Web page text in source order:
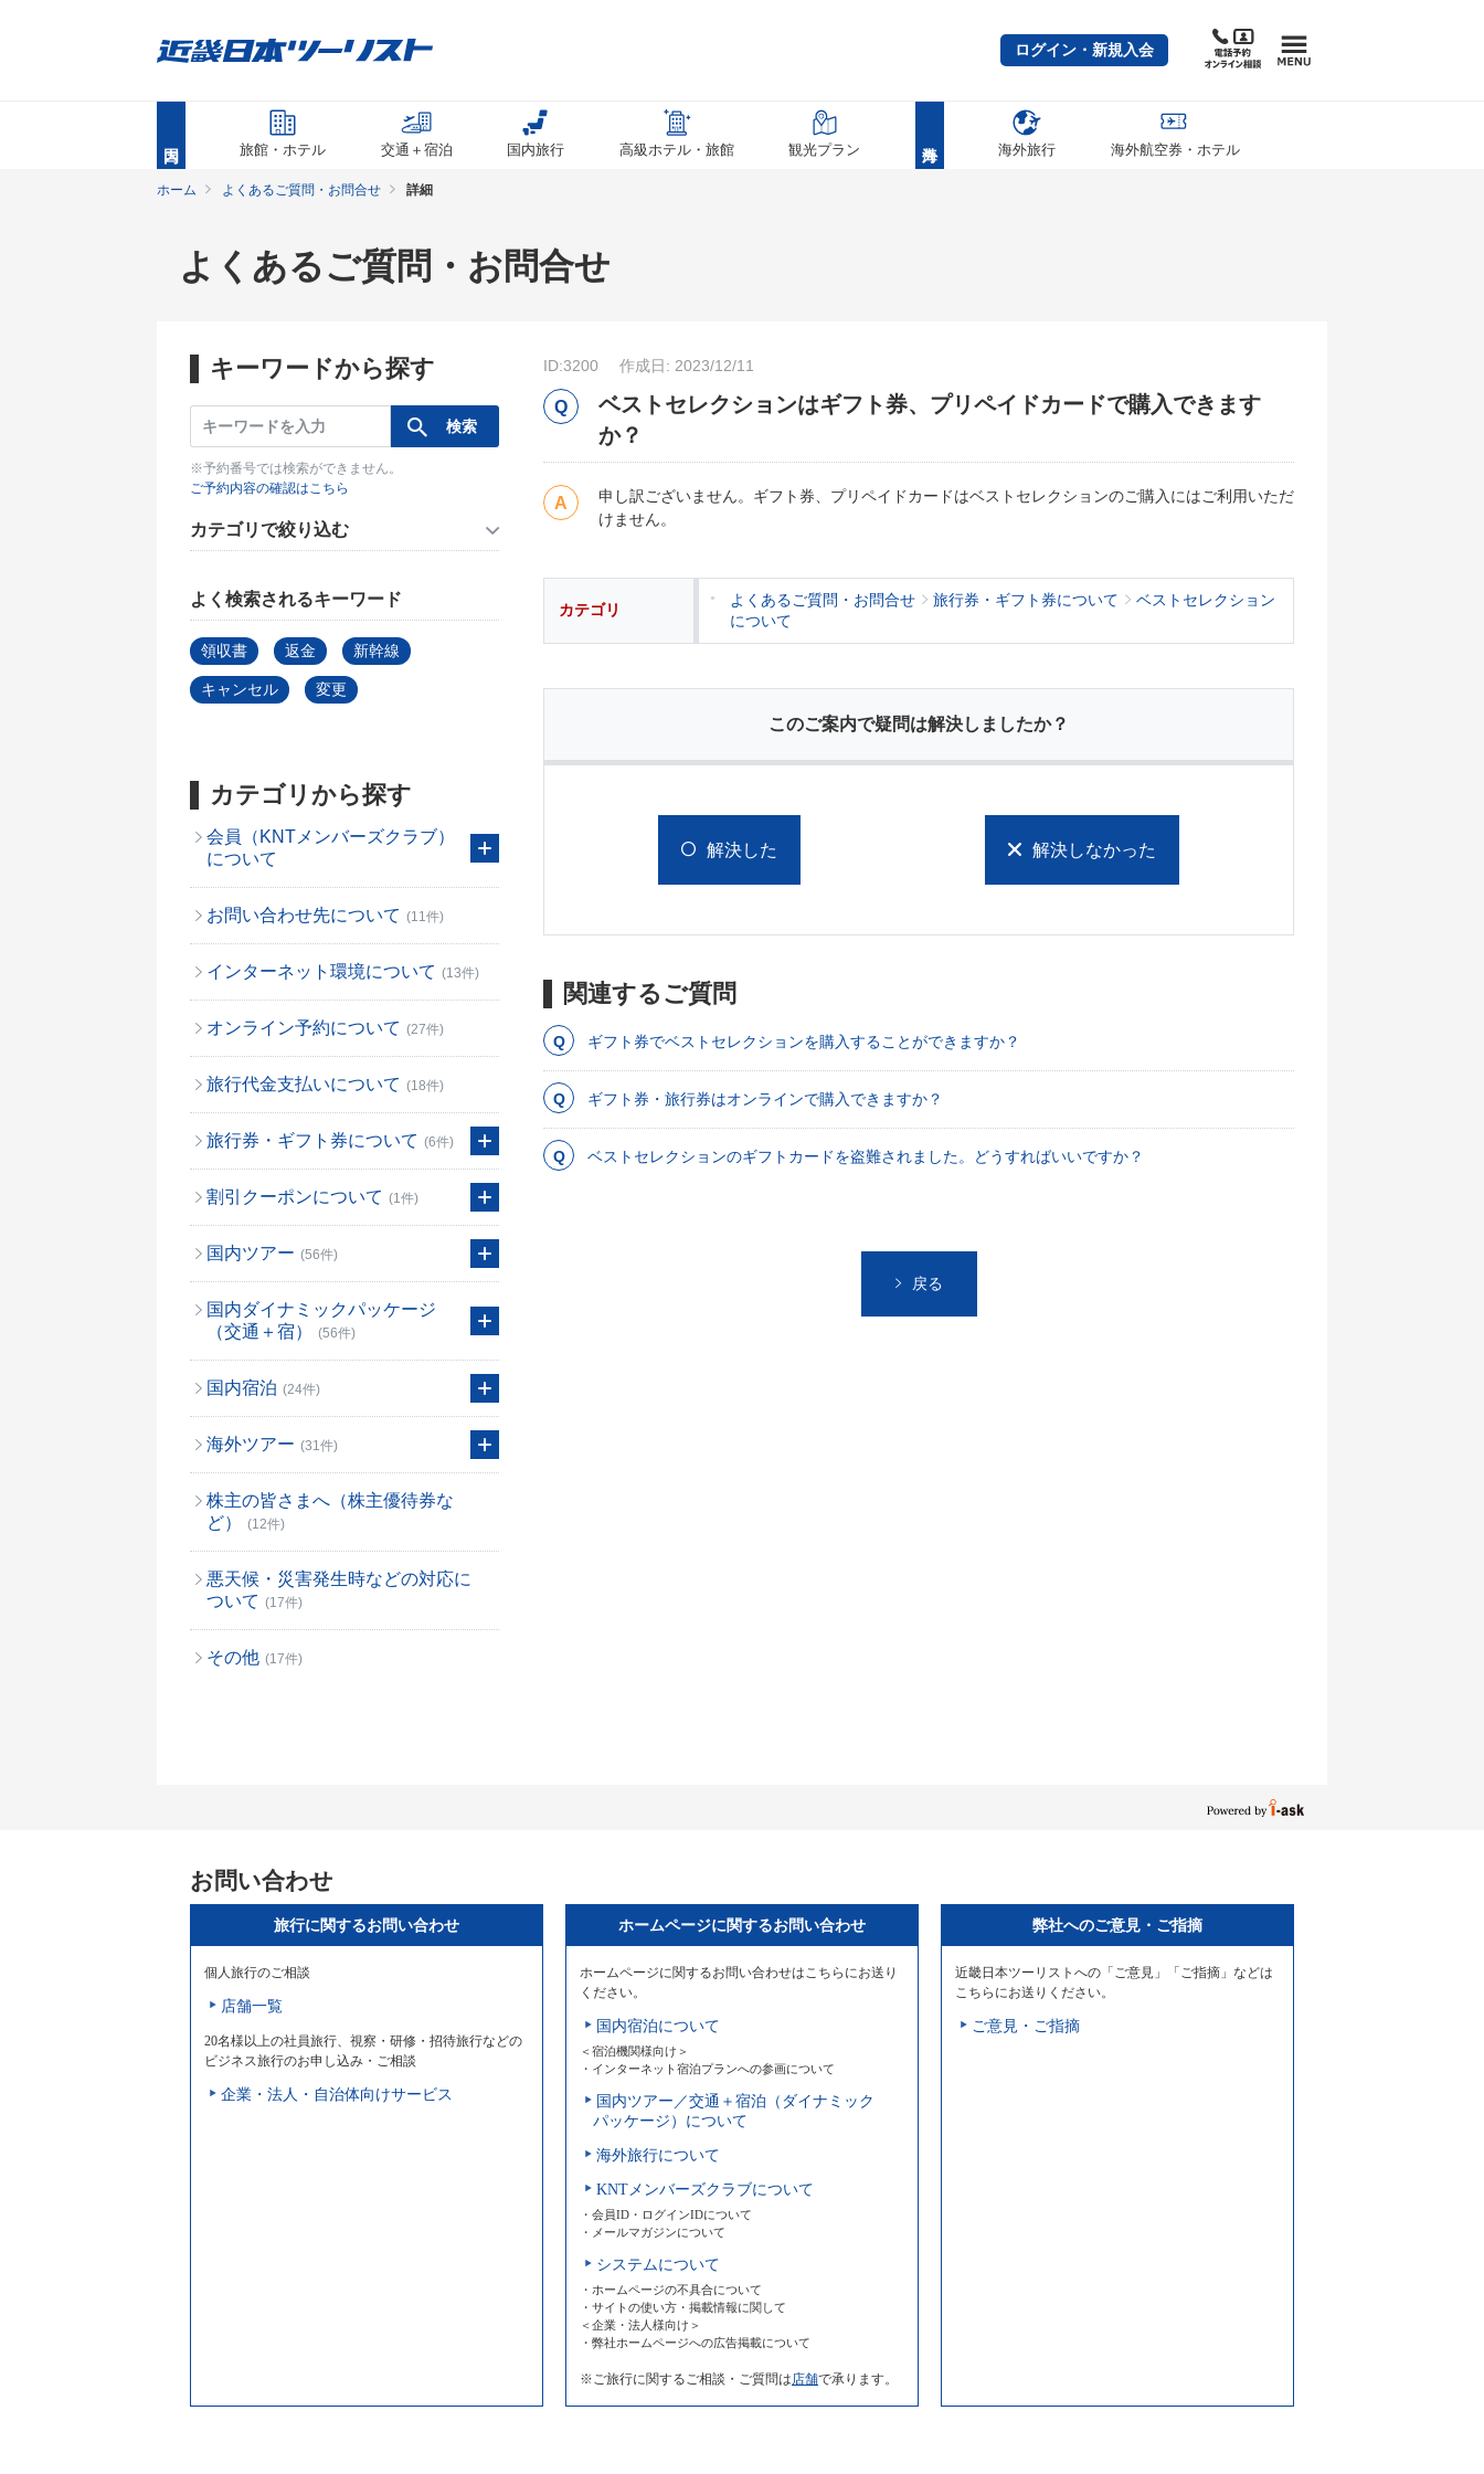
ログイン・新規入会
旅館・ホテル 交通＋宿泊 国内旅行 高級ホテル・旅館 観光プラン 海外旅行 海外航空券・ホテル
ホーム よくあるご質問・お問合せ 詳細
よくあるご質問・お問合せ
キーワードから探す
※予約番号では検索ができません。
ご予約内容の確認はこちら
カテゴリで絞り込む
よく検索されるキーワード
領収書 返金 新幹線
キャンセル 変更
カテゴリから探す
会員（KNTメンバーズクラブ）
について
お問い合わせ先について (11件)
インターネット環境について (13件)
オンライン予約について (27件)
旅行代金支払いについて (18件)
旅行券・ギフト券について (6件)
割引クーポンについて (1件)
国内ツアー (56件)
国内ダイナミックパッケージ
（交通＋宿）
(56件)
国内宿泊 (24件)
海外ツアー (31件)
株主の皆さまへ（株主優待券な
ど）
(12件)
悪天候・災害発生時などの対応に
ついて (17件)
その他 (17件)
ID:3200 作成日: 2023/12/11
ベストセレクションはギフト券、プリペイドカードで購入できます
か？
申し訳ございません。ギフト券、プリペイドカードはベストセレクションのご購入にはご利用いただ
けません。
カテゴリ
よくあるご質問・お問合せ 旅行券・ギフト券について
ベストセレクション
について
このご案内で疑問は解決しましたか？
解決した 解決しなかった
関連するご質問
ギフト券でベストセレクションを購入することができますか？
ギフト券・旅行券はオンラインで購入できますか？
ベストセレクションのギフトカードを盗難されました。どうすればいいですか？
戻る
お問い合わせ
旅行に関するお問い合わせ
個人旅行のご相談
店舗一覧
20名様以上の社員旅行、視察・研修・招待旅行などの
ビジネス旅行のお申し込み・ご相談
企業・法人・自治体向けサービス
ホームページに関するお問い合わせ
ホームページに関するお問い合わせはこちらにお送り
ください。
国内宿泊について
＜宿泊機関様向け＞
・インターネット宿泊プランへの参画について
国内ツアー／交通＋宿泊（ダイナミック
パッケージ）について
海外旅行について
KNTメンバーズクラブについて
・会員ID・ログインIDについて
・メールマガジンについて
システムについて
・ホームページの不具合について
・サイトの使い方・掲載情報に関して
＜企業・法人様向け＞
・弊社ホームページへの広告掲載について
※ご旅行に関するご相談・ご質問は店舗で承ります。
弊社へのご意見・ご指摘
近畿日本ツーリストへの「ご意見」「ご指摘」などは
こちらにお送りください。
ご意見・ご指摘